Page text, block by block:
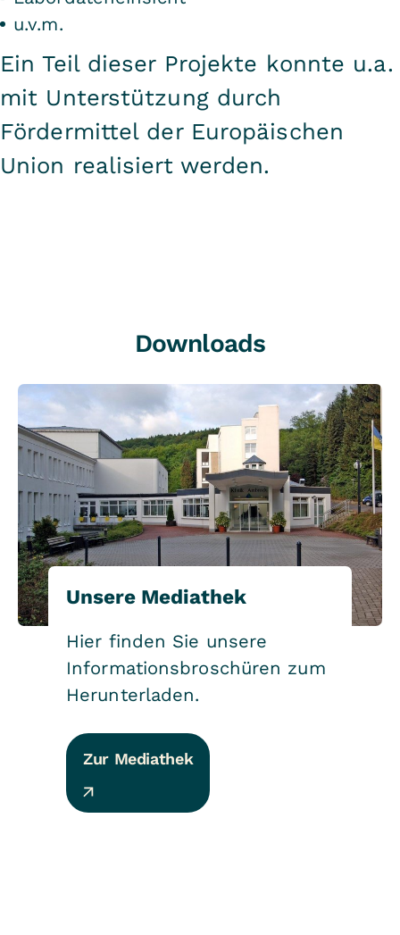
u.v.m.
Ein Teil dieser Projekte konnte u.a.
mit Unterstützung durch
Fördermittel der Europäischen
Union realisiert werden.
Downloads
Unsere Mediathek
Hier finden Sie unsere
Informationsbroschüren zum
Herunterladen.
Zur Mediathek